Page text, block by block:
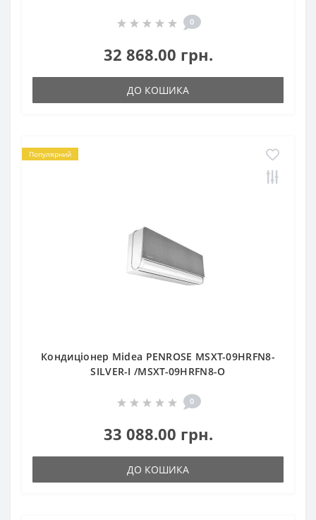
0
32 868.00 грн.
ДО КОШИКА
Популярний
Кондиціонер Midea PENROSE MSXT-09HRFN8-
SILVER-I /MSXT-09HRFN8-O
0
33 088.00 грн.
ДО КОШИКА